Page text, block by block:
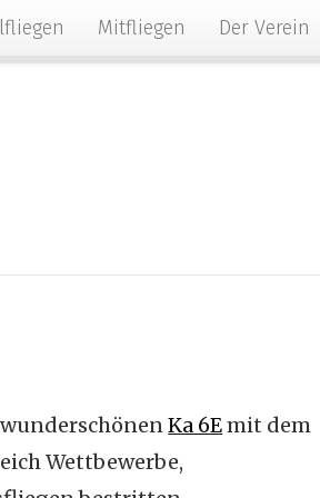
Mitfliegen Der Verein
wunderschönenKa 6Emit dem
Wettbewerbe,